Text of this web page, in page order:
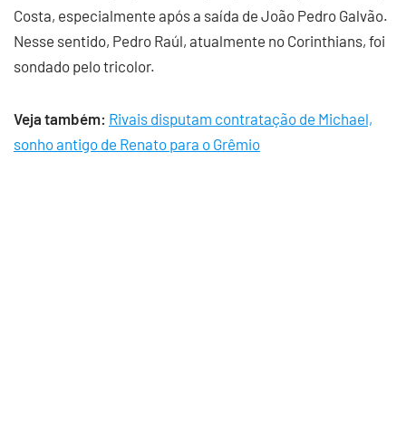
Costa, especialmente após a saída de João Pedro Galvão.
Nesse sentido, Pedro Raúl, atualmente no Corinthians, foi
sondado pelo tricolor.
Veja também: Rivais disputam contratação de Michael,
sonho antigo de Renato para o Grêmio